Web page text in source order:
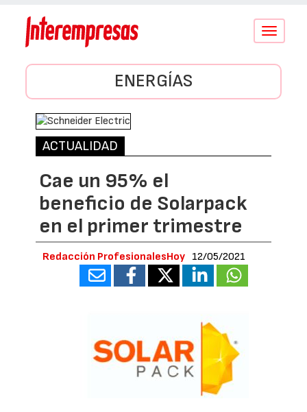
Conmutar
ENERGÍAS
ACTUALIDAD
Cae un 95% el
beneficio de Solarpack
en el primer trimestre
Redacción ProfesionalesHoy 12/05/2021